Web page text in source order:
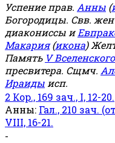
Успение прав. Анны (
Богородицы. Свв. жен
диакониссы и
Макария(икона)
Память V
пресвитера. Сщмч.
Ираиды исп.
2 Кор., 169 зач., I, 12-20.
Анны: Гал., 210 зач.
VIII, 16-21.
-